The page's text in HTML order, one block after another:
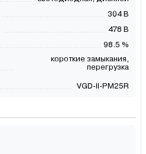
304 В
478 В
98.5 %
короткие замыкания,
перегрузка
VGD-II-PM25R